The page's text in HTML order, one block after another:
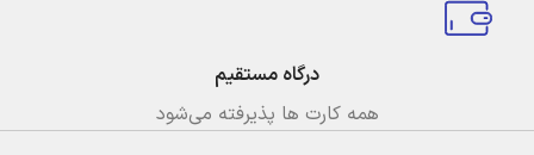
درگاه مستقیم
همه کارت ها پذیرفته می‌شود